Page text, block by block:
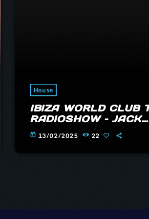
House
IBIZA WORLD CLUB
RADIOSHOW – JACK
COSTELLO
today 13/02/2025 22